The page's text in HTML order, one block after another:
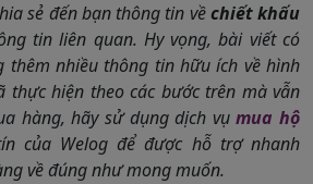
sẻ đến bạn thông tin vềchiết khấu
tin liên quan. Hy vọng, bài viết có
thêm nhiều thông tin hữu ích về hình
thực hiện theo các bước trên mà vẫn
hàng, hãy sử dụng dịch vụmua hộ
của Welog để được hỗ trợ nhanh
về đúng như mong muốn.